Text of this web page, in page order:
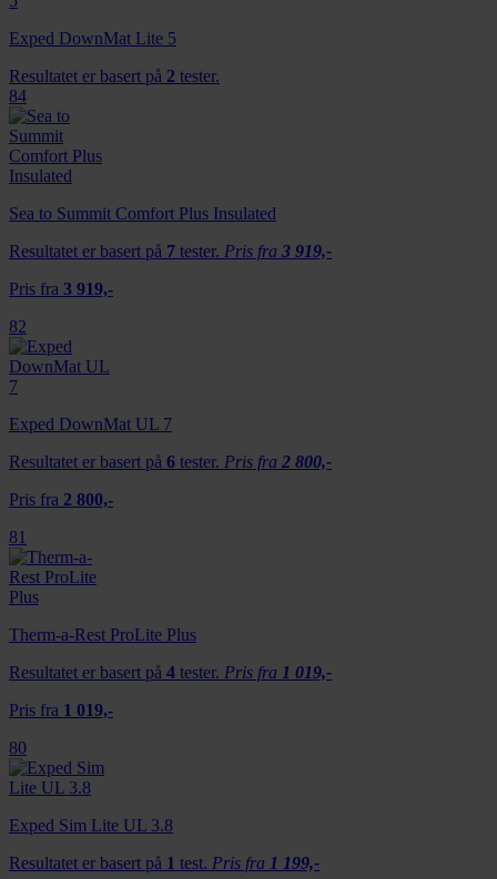
Exped DownMat Lite 5
Resultatet er basert på 2 tester.
84
Sea to Summit Comfort Plus Insulated
Resultatet er basert på 7 tester. Pris fra 3 919,-
Pris fra 3 919,-
82
Exped DownMat UL 7
Resultatet er basert på 6 tester. Pris fra 2 800,-
Pris fra 2 800,-
81
Therm-a-Rest ProLite Plus
Resultatet er basert på 4 tester. Pris fra 1 019,-
Pris fra 1 019,-
80
Exped Sim Lite UL 3.8
Resultatet er basert på 1 test. Pris fra 1 199,-